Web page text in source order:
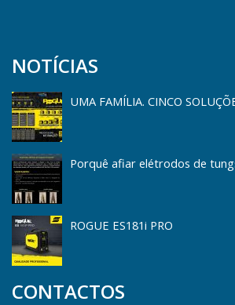
NOTÍCIAS
UMA FAMÍLIA. CINCO
Porquê afiar elétrodos de
ROGUE ES181i PRO
CONTACTOS